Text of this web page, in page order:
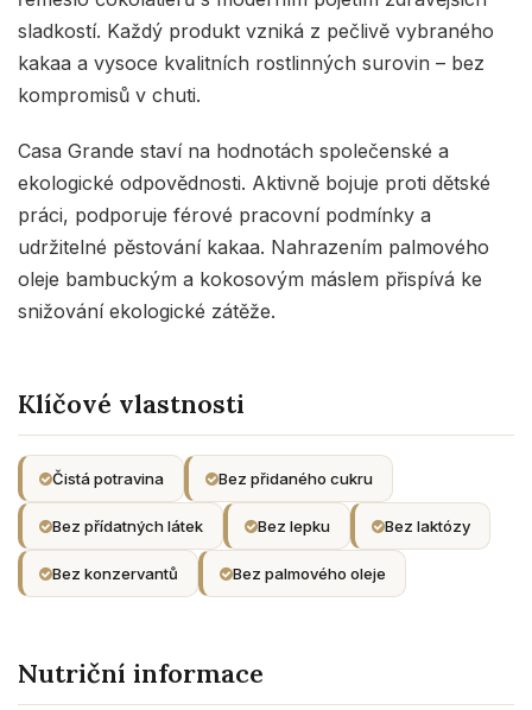
sladkostí. Každý produkt vzniká z pečlivě vybraného
kakaa a vysoce kvalitních rostlinných surovin – bez
kompromisů v chuti.
Casa Grande staví na hodnotách společenské a
ekologické odpovědnosti. Aktivně bojuje proti dětské
práci, podporuje férové pracovní podmínky a
udržitelné pěstování kakaa. Nahrazením palmového
oleje bambuckým a kokosovým máslem přispívá ke
snižování ekologické zátěže.
Klíčové vlastnosti
Čistá potravina Bez přidaného cukru
Bez přídatných látek Bez lepku Bez laktózy
Bez konzervantů Bez palmového oleje
Nutriční informace